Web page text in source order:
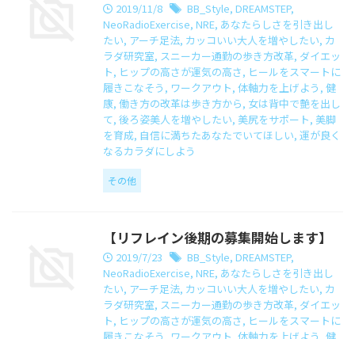
2019/11/8 BB_Style, DREAMSTEP,
NeoRadioExercise, NRE, あなたらしさを引き出し
たい, アーチ足法, カッコいい大人を増やしたい, カ
ラダ研究室, スニーカー通勤の歩き方改革, ダイエッ
ト, ヒップの高さが運気の高さ, ヒールをスマートに
履きこなそう , ワークアウト, 体軸力を上げよう , 健
康, 働き方の改革は歩き方から, 女は背中で艶を出し
て, 後ろ姿美人を増やしたい, 美尻をサポート, 美脚
を育成, 自信に満ちたあなたでいてほしい, 運が良く
なるカラダにしよう
その他
【リフレイン後期の募集開始します】
2019/7/23 BB_Style, DREAMSTEP,
NeoRadioExercise, NRE, あなたらしさを引き出し
たい, アーチ足法, カッコいい大人を増やしたい, カ
ラダ研究室, スニーカー通勤の歩き方改革, ダイエッ
ト, ヒップの高さが運気の高さ, ヒールをスマートに